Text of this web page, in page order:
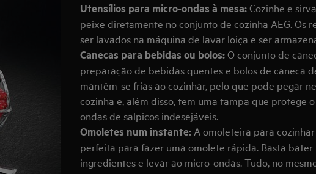
Utensílios para micro-ondas à mesa:Cozinhe e
peixe diretamente no conjunto de cozinha AEG. Os
ser lavados na máquina de lavar loiça e ser
Canecas para bebidas ou bolos:O conjunto de
preparação de bebidas quentes e bolos de caneca
mantêm-se frias ao cozinhar, pelo que pode pegar
cozinha e, além disso, tem uma tampa que protege
ondas de salpicos indesejáveis.
Omoletes num instante: A omoleteira para
perfeita para fazer uma omolete rápida. Basta bater
ingredientes e levar ao micro-ondas. Tudo, no